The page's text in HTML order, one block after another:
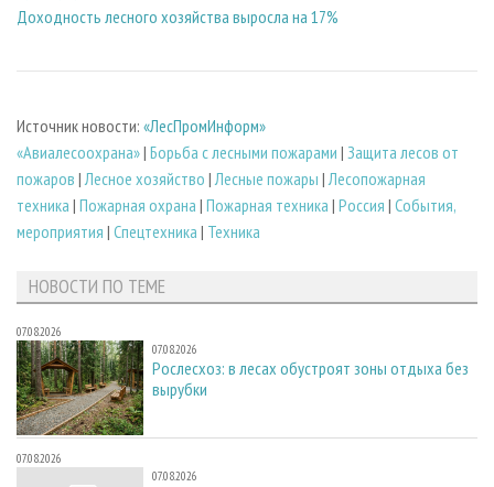
Доходность лесного хозяйства выросла на 17%
Источник новости: «ЛесПромИнформ»
«Авиалесоохрана»| Борьба с лесными пожарами | Защита лесов от
пожаров | Лесное хозяйство | Лесные пожары | Лесопожарная
техника | Пожарная охрана | Пожарная техника | Россия | События,
мероприятия | Спецтехника | Техника
НОВОСТИ ПО ТЕМЕ
07.08.2026
07.08.2026
Рослесхоз: в лесах обустроят зоны отдыха без
вырубки
07.08.2026
07.08.2026